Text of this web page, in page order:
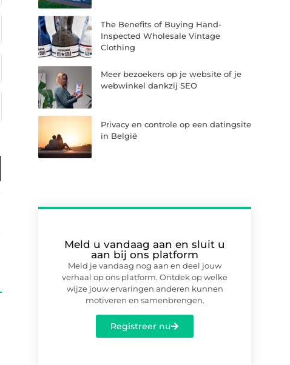
The Benefits of Buying Hand-
Inspected Wholesale Vintage
Clothing
Meer bezoekers op je website of je
webwinkel dankzij SEO
Privacy en controle op een datingsite
in België
Meld u vandaag aan en sluit u
aan bij ons platform
Meld je vandaag nog aan en deel jouw
verhaal op ons platform. Ontdek op welke
wijze jouw ervaringen anderen kunnen
motiveren en samenbrengen.
Registreer nu